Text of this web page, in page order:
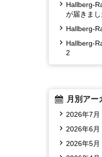
Hallberg-
が届きまし
Hallberg-
Hallberg-
2
月別アー
2026年7月
2026年6月
2026年5月